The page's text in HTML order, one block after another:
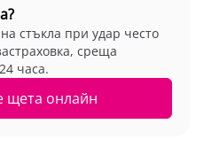
стъкла при удар често
среща
часа.
щета онлайн